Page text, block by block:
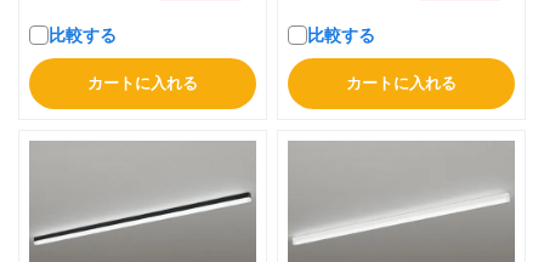
比較する
カートに入れる
比較する
カートに入れる